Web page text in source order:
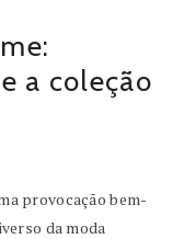
a coleção
provocação bem-
da moda